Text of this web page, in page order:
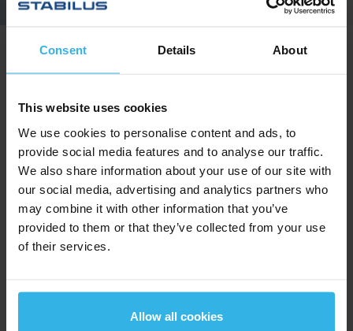
Consent Details About
This website uses cookies
We use cookies to personalise content and ads, to
provide social media features and to analyse our traffic.
We also share information about your use of our site with
our social media, advertising and analytics partners who
may combine it with other information that you’ve
provided to them or that they’ve collected from your use
of their services.
Allow all cookies
Chiavi in mano - lo facciamo
I clienti di tutto il mondo contano sui prodotti
Fabreeka per ottenere l'isolamento dalle
vibrazioni delle turbine e dei generatori di
motori. Le linee di prodotti che soddisfano
queste esigenze comprendono i tamponi
Fabreeka, lerondelle
l'isolamento delle fondazioni, come FAB-EPM,
, sono progettati per